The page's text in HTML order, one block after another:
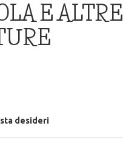
E ALTRE
desideri